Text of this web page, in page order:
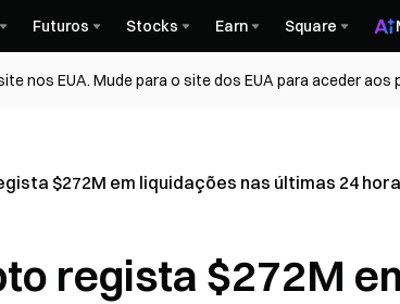
Futuros Stocks Earn Square
nos EUA. Mude para o site dos EUA para aceder
$272M em liquidações nas últimas 24
regista $272M